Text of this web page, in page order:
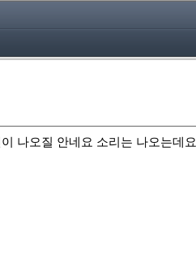
나오질 안네요 소리는 나오는데요